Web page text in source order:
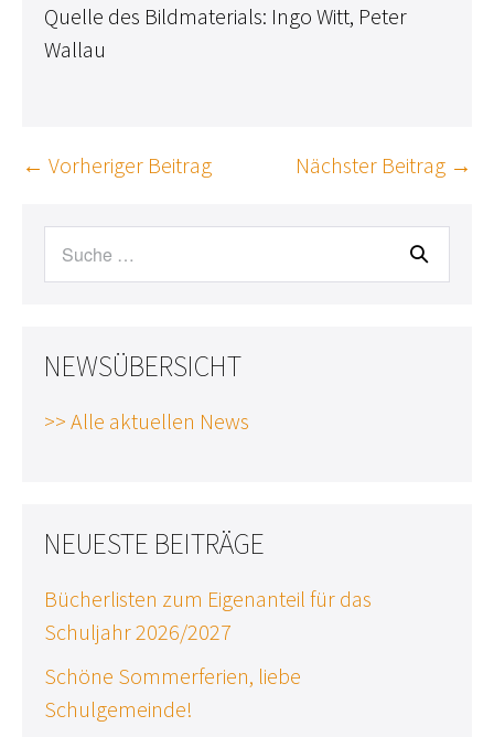
Quelle des Bildmaterials: Ingo Witt, Peter
Wallau
Beitragsnavigation
← Vorheriger Beitrag Nächster Beitrag →
NEWSÜBERSICHT
>> Alle aktuellen News
NEUESTE BEITRÄGE
Bücherlisten zum Eigenanteil für das
Schuljahr 2026/2027
Schöne Sommerferien, liebe
Schulgemeinde!